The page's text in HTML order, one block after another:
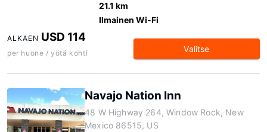
21.1 km
Ilmainen Wi-Fi
ALKAEN USD 114
per huone / yötä kohti Valitse
Navajo Nation Inn
48 W Highway 264, Window Rock, New
Mexico 86515, US